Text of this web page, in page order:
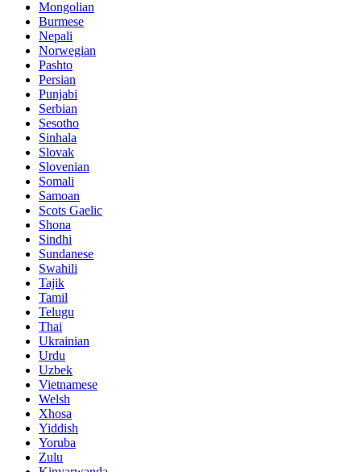
Mongolian
Burmese
Nepali
Norwegian
Pashto
Persian
Punjabi
Serbian
Sesotho
Sinhala
Slovak
Slovenian
Somali
Samoan
Scots Gaelic
Shona
Sindhi
Sundanese
Swahili
Tajik
Tamil
Telugu
Thai
Ukrainian
Urdu
Uzbek
Vietnamese
Welsh
Xhosa
Yiddish
Yoruba
Zulu